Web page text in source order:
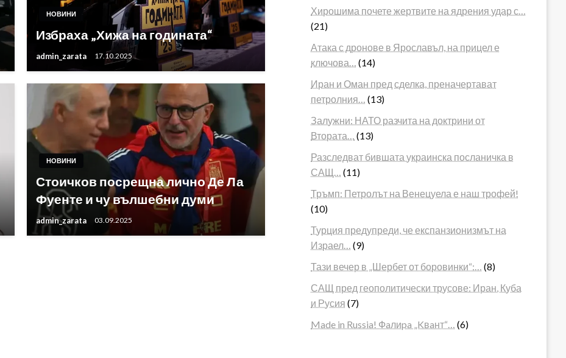
НОВИНИ
Избраха „Хижа на годината“
admin_zarata 17.10.2025
НОВИНИ
Стоичков посрещна лично Де Ла
Фуенте и чу вълшебни думи
admin_zarata 03.09.2025
Хирошима почете жертвите на ядрения удар с…
(21)
Атака с дронове в Ярославъл, на прицел е
ключова…
(14)
Иран и Оман пред сделка, преначертават
петролния…
(13)
Залужни: НАТО разчита на доктрини от
Втората…
(13)
Разследват бившата украинска посланичка в
САЩ…
(11)
Тръмп: Петролът на Венецуела е наш трофей!
(10)
Турция предупреди, че експанзионизмът на
Израел…
(9)
Тази вечер в „Шербет от боровинки“:…
(8)
САЩ пред геополитически трусове: Иран, Куба
и Русия (7)
Made in Russia! Фaлиpa „Kвaнт“…
(6)